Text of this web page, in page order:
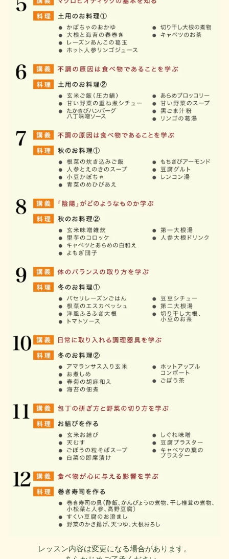
レッスン内容は変更になる場合があります。